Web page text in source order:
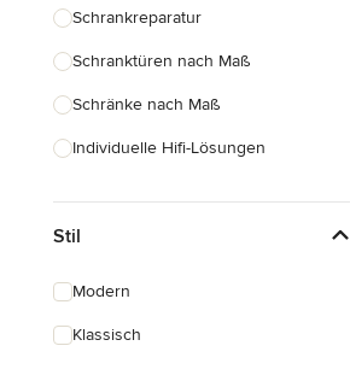
Schrankreparatur
Schranktüren nach Maß
Schränke nach Maß
Individuelle Hifi-Lösungen
Küchenschränke nach Maß
Stil
Modern
Klassisch